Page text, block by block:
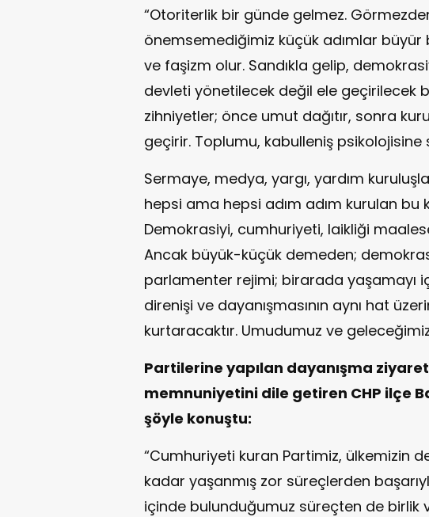
“Otoriterlik bir günde gelmez.
önemsemediğimiz küçük adımlar
ve faşizm olur. Sandıkla gelip,
devleti yönetilecek değil ele geçirilecek
zihniyetler; önce umut dağıtır, sonra
geçirir. Toplumu, kabulleniş psikolojisine
Sermaye, medya, yargı, yardım
hepsi ama hepsi adım adım kurulan bu
Demokrasiyi, cumhuriyeti, laikliği
Ancak büyük-küçük demeden;
parlamenter rejimi; birarada yaşamayı
direnişi ve dayanışmasının aynı hat
kurtaracaktır. Umudumuz ve
Partilerine yapılan dayanışma
memnuniyetini dile getiren CHP ilçe
şöyle konuştu:
“Cumhuriyeti kuran Partimiz, ülkemizin
kadar yaşanmış zor süreçlerden
içinde bulunduğumuz süreçten de birlik